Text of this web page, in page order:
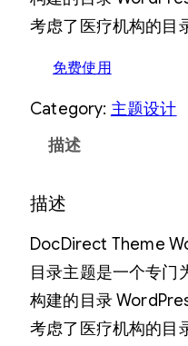
考虑了医疗机构的目
免费使用
Category: 主题设计
描述
描述
DocDirect Theme
目录主题是一个专门
构建的目录
考虑了医疗机构的目